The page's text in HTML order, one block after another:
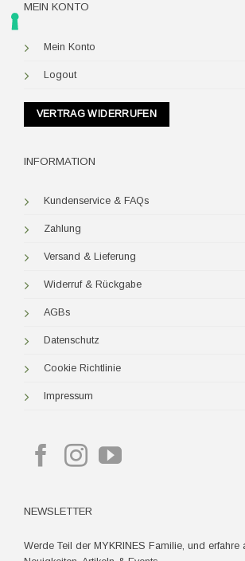
MEIN KONTO
Mein Konto
Logout
VERTRAG WIDERRUFEN
INFORMATION
Kundenservice & FAQs
Zahlung
Versand & Lieferung
Widerruf & Rückgabe
AGBs
Datenschutz
Cookie Richtlinie
Impressum
NEWSLETTER
Werde Teil der MYKRINES Familie, und erfahre